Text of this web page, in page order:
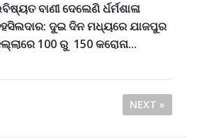
ବାଣୀ ଦେଲେଣି ର୍ଧର୍ମଶାଳା
ଦୁଇ ଦିନ ମଧ୍ୟରେ ଯାଜପୁର
100 ରୁ 150 କରୋନା...
NEXT »